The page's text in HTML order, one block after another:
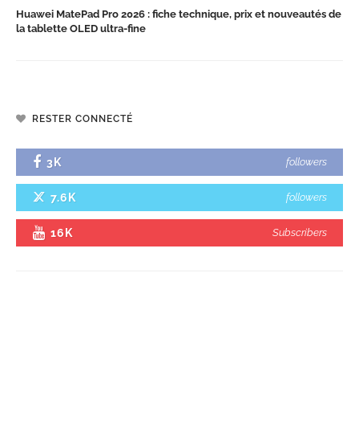
Huawei MatePad Pro 2026 : fiche technique, prix et nouveautés de
la tablette OLED ultra-fine
RESTER CONNECTÉ
3K followers
7.6K followers
16K Subscribers